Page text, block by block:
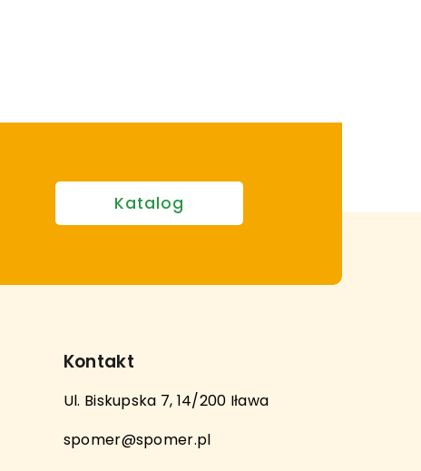
Katalog
Kontakt
Ul. Biskupska 7, 14/200 Iława
spomer@spomer.pl